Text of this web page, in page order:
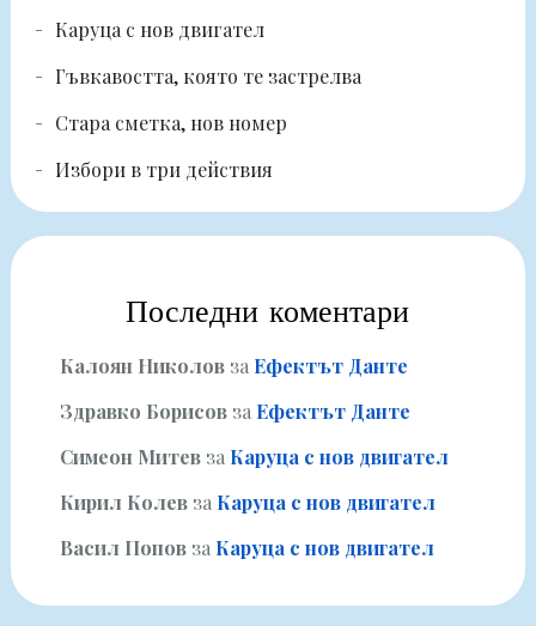
Каруца с нов двигател
Гъвкавостта, която те застрелва
Стара сметка, нов номер
Избори в три действия
Последни коментари
Калоян Николовза Ефектът Данте
Здравко Борисовза Ефектът Данте
Симеон Митевза Каруца с нов двигател
Кирил Колевза Каруца с нов двигател
Васил Поповза Каруца с нов двигател